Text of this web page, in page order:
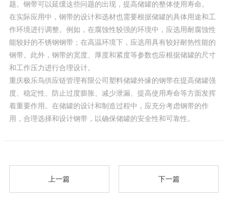
题。钢带可以延缓这些问题的出现，提高储罐的整体使用寿命。
在实际应用中，钢带的设计和选材也需要根据储罐的具体用途和工
作环境进行调整。例如，在腐蚀性较强的环境中，应选用耐腐蚀性
能较好的不锈钢钢带；在高温环境下，应选用具有较好耐热性能的
钢带。此外，钢带的宽度、厚度和紧度等参数也应根据储罐的尺寸
和工作压力进行合理设计。
重庆极乐鸟供应链管理有限公司塑料储罐外缘的钢带在提高储罐强
度、稳定性、防止过度膨胀、减少泄漏、提高使用寿命等方面发挥
着重要作用。在储罐的设计和制造过程中，应充分考虑钢带的作
用，合理选择和设计钢带，以确保储罐的安全性和可靠性。
上一篇 下一篇